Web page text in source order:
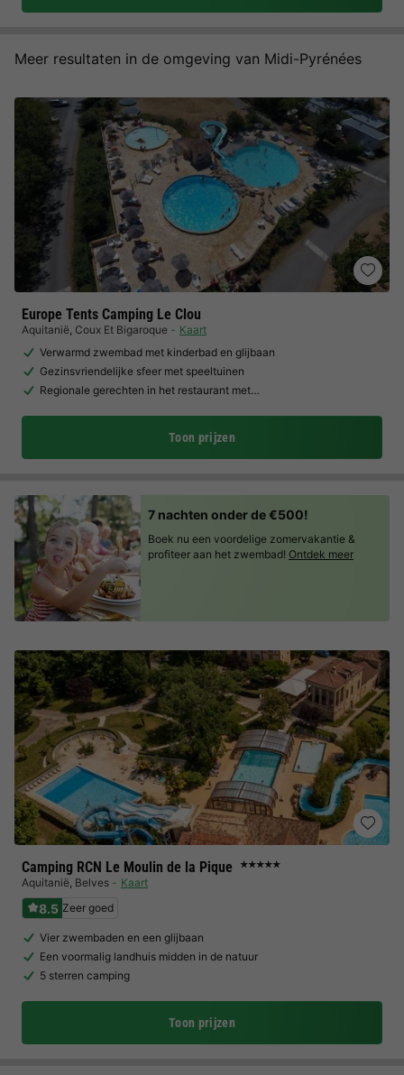
Meer resultaten in de omgeving van Midi-Pyrénées
Europe Tents Camping Le Clou
Aquitanië, Coux Et Bigaroque
Kaart
Verwarmd zwembad met kinderbad en glijbaan
Gezinsvriendelijke sfeer met speeltuinen
Regionale gerechten in het restaurant met…
Toon prijzen
Camping RCN Le Moulin de la Pique ★★★★★
Aquitanië, Belves Kaart
8.5 Zeer goed
Vier zwembaden en een glijbaan
Een voormalig landhuis midden in de natuur
5 sterren camping
Toon prijzen
7 nachten onder de €500!
Boek nu een voordelige zomervakantie &
profiteer aan het zwembad! Ontdek meer